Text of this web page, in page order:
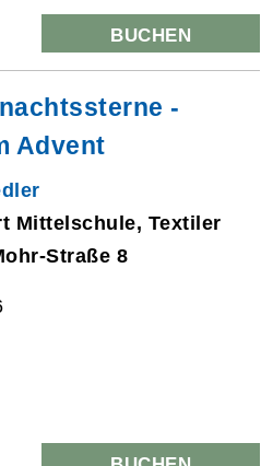
BUCHEN
-
Advent
Mittelschule, Textiler
Straße 8